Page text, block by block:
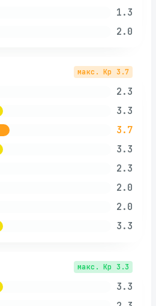
1.3
2.0
макс. Kp 3.7
2.3
3.3
3.7
3.3
2.3
2.0
2.0
3.3
макс. Kp 3.3
3.3